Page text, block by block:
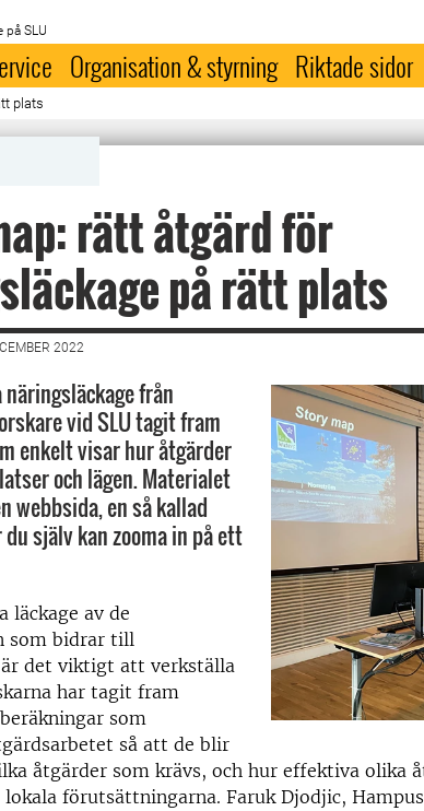
på SLU
Organisation & styrning Riktade sidor
plats
rätt åtgärd för
på rätt plats
2022
från
vid SLU tagit fram
enkelt visar hur åtgärder
och lägen. Materialet
webbsida, en så kallad
själv kan zooma in på ett
läckage av de
som bidrar till
det viktigt att verkställa
har tagit fram
som
så att de blir
åtgärder som krävs, och hur effektiva olika
lokala förutsättningarna. Faruk Djodjic,